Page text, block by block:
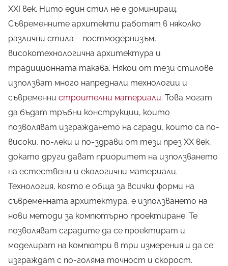
XXI век. Нито един стил не е доминиращ.
Съвременните архитекти работят в няколко
различни стила – постмодернизъм,
високотехнологична архитектура и
традиционната такава. Някои от тези стилове
използват много напреднали технологии и
съвременни строителни материали. Това могат
да бъдат тръбни конструкции, които
позволяват изграждането на сгради, които са по-
високи, по-леки и по-здрави от тези през XX век,
докато други дават приоритет на използването
на естествени и екологични материали.
Технология, която е обща за всички форми на
съвременната архитектура, е използването на
нови методи за компютърно проектиране. Те
позволяват сградите да се проектират и
моделират на компютри в три измерения и да се
изграждат с по-голяма точност и скорост.